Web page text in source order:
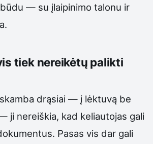
— su įlaipinimo talonu ir
tiek nereikėtų palikti
drąsiai — į lėktuvą be
ji nereiškia, kad keliautojas gali
Pasas vis dar gali